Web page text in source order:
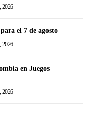
2026
el 7 de agosto
2026
en Juegos
2026